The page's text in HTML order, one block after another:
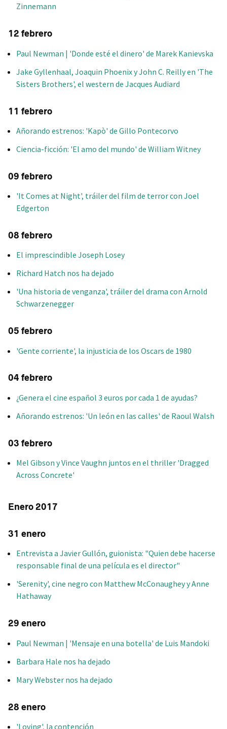
Zinnemann
12 febrero
Paul Newman | 'Donde esté el dinero' de Marek Kanievska
Jake Gyllenhaal, Joaquin Phoenix y John C. Reilly en 'The
Sisters Brothers', el western de Jacques Audiard
11 febrero
Añorando estrenos: 'Kapò' de Gillo Pontecorvo
Ciencia-ficción: 'El amo del mundo' de William Witney
09 febrero
'It Comes at Night', tráiler del film de terror con Joel
Edgerton
08 febrero
El imprescindible Joseph Losey
Richard Hatch nos ha dejado
'Una historia de venganza', tráiler del drama con Arnold
Schwarzenegger
05 febrero
'Gente corriente', la injusticia de los Oscars de 1980
04 febrero
¿Genera el cine español 3 euros por cada 1 de ayudas?
Añorando estrenos: 'Un león en las calles' de Raoul Walsh
03 febrero
Mel Gibson y Vince Vaughn juntos en el thriller 'Dragged
Across Concrete'
Enero 2017
31 enero
Entrevista a Javier Gullón, guionista: "Quien debe hacerse
responsable final de una película es el director"
'Serenity', cine negro con Matthew McConaughey y Anne
Hathaway
29 enero
Paul Newman | 'Mensaje en una botella' de Luis Mandoki
Barbara Hale nos ha dejado
Mary Webster nos ha dejado
28 enero
'Loving', la contención